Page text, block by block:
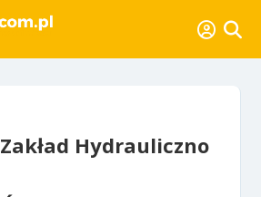
Zakład Hydrauliczno